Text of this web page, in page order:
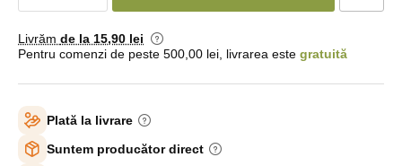
Livrăm de la 15,90 lei
Pentru comenzi de peste 500,00 lei, livrarea este gratuită
Plată la livrare
Suntem producător direct